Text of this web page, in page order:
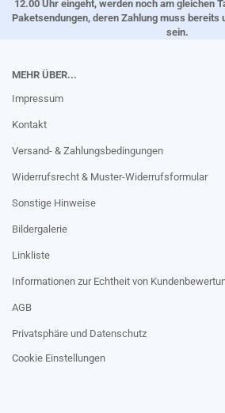
12.00 Uhr eingeht, werden noch am gleichen
Paketsendungen, deren Zahlung muss bereits
sein.
MEHR ÜBER...
Impressum
Kontakt
Versand- & Zahlungsbedingungen
Widerrufsrecht & Muster-Widerrufsformular
Sonstige Hinweise
Bildergalerie
Linkliste
Informationen zur Echtheit von
AGB
Privatsphäre und Datenschutz
Cookie Einstellungen